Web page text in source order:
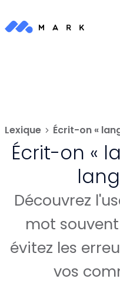
Lexique Écrit-on «
Écrit-on «
Découvrez
mot
évitez les
vos